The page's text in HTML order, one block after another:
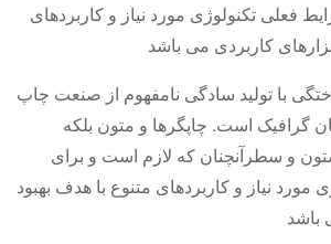
فعلی تکنولوژی مورد نیاز و کاربردهای
کاربردی می باشد
با تولید سادگی نامفهوم از صنعت چاپ
گرافیک است. چاپگرها و متون بلکه
و سطرآنچنان که لازم است و برای
مورد نیاز و کاربردهای متنوع با هدف بهبود
باشد